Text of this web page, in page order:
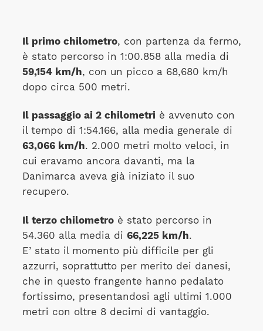
Il primo chilometro, con partenza da fermo,
è stato percorso in 1:00.858 alla media di
59,154 km/h, con un picco a 68,680 km/h
dopo circa 500 metri.
Il passaggio ai 2 chilometriè avvenuto con
il tempo di 1:54.166, alla media generale di
63,066 km/h. 2.000 metri molto veloci, in
cui eravamo ancora davanti, ma la
Danimarca aveva già iniziato il suo
recupero.
Il terzo chilometroè stato percorso in
54.360 alla media di 66,225 km/h.
E’ stato il momento più difficile per gli
azzurri, soprattutto per merito dei danesi,
che in questo frangente hanno pedalato
fortissimo, presentandosi agli ultimi 1.000
metri con oltre 8 decimi di vantaggio.